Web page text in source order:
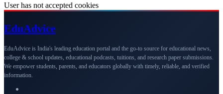
User has not accepted cookies
EduAdvice
EduAdvice is India's leading education portal and the go-to source for educational news,
college & school updates, educational podcasts, tuitions, and research paper submissions.
We empower students, parents, and educators globally with timely, reliable, and verified
information.